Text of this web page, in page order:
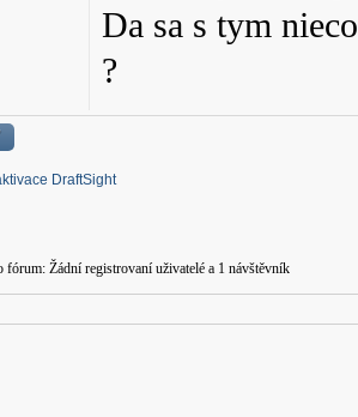
Da sa s tym
?
DraftSight
fórum: Žádní registrovaní uživatelé a 1 návštěvník